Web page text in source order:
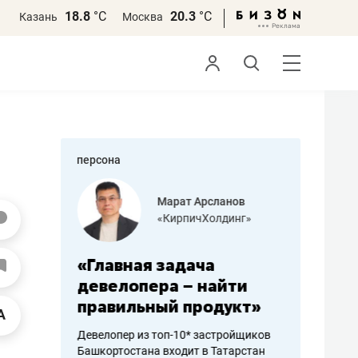
Казань 18.8 °С Москва 20.3 °С
персона
Марат Арсланов
«КирпичХолдинг»
«Главная задача
девелопера – найти
правильный продукт»
Девелопер из топ-10* застройщиков
Башкортостана входит в Татарстан